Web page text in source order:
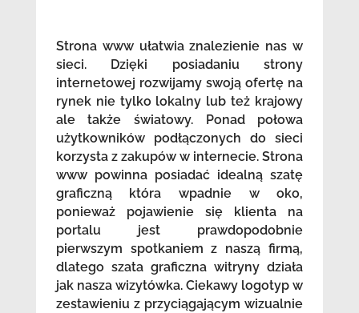
Strona www ułatwia znalezienie nas w
sieci. Dzięki posiadaniu strony
internetowej rozwijamy swoją ofertę na
rynek nie tylko lokalny lub też krajowy
ale także światowy. Ponad połowa
użytkowników podłączonych do sieci
korzysta z zakupów w internecie. Strona
www powinna posiadać idealną szatę
graficzną która wpadnie w oko,
ponieważ pojawienie się klienta na
portalu jest prawdopodobnie
pierwszym spotkaniem z naszą firmą,
dlatego szata graficzna witryny działa
jak nasza wizytówka. Ciekawy logotyp w
zestawieniu z przyciągającym wizualnie